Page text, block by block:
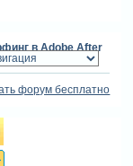
***
начало
warp
в Adobe After
форум бесплатно